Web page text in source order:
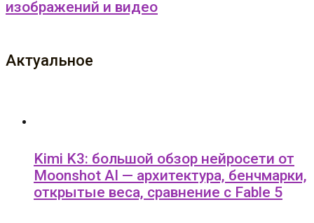
изображений и видео
Актуальное
Kimi K3: большой обзор нейросети от
Moonshot AI — архитектура, бенчмарки,
открытые веса, сравнение с Fable 5